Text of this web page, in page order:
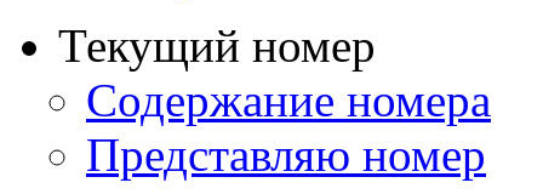
Текущий номер
Содержание номера
Представляю номер